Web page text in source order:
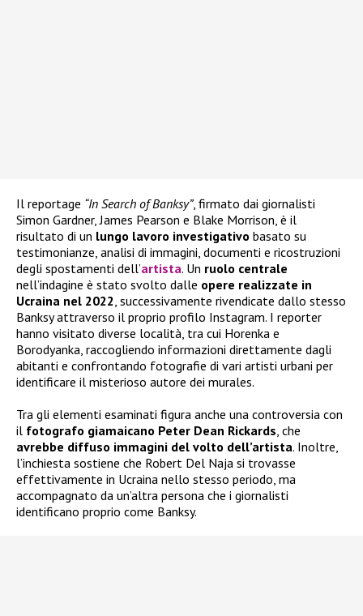
Il reportage “In Search of Banksy”, firmato dai giornalisti
Simon Gardner, James Pearson e Blake Morrison, è il
risultato di un lungo lavoro investigativo basato su
testimonianze, analisi di immagini, documenti e ricostruzioni
degli spostamenti dell’artista. Un ruolo centrale
nell’indagine è stato svolto dalle opere realizzate in
Ucraina nel 2022, successivamente rivendicate dallo stesso
Banksy attraverso il proprio profilo Instagram. I reporter
hanno visitato diverse località, tra cui Horenka e
Borodyanka, raccogliendo informazioni direttamente dagli
abitanti e confrontando fotografie di vari artisti urbani per
identificare il misterioso autore dei murales.
Tra gli elementi esaminati figura anche una controversia con
il fotografo giamaicano Peter Dean Rickards, che
avrebbe diffuso immagini del volto dell’artista. Inoltre,
l’inchiesta sostiene che Robert Del Naja si trovasse
effettivamente in Ucraina nello stesso periodo, ma
accompagnato da un’altra persona che i giornalisti
identificano proprio come Banksy.